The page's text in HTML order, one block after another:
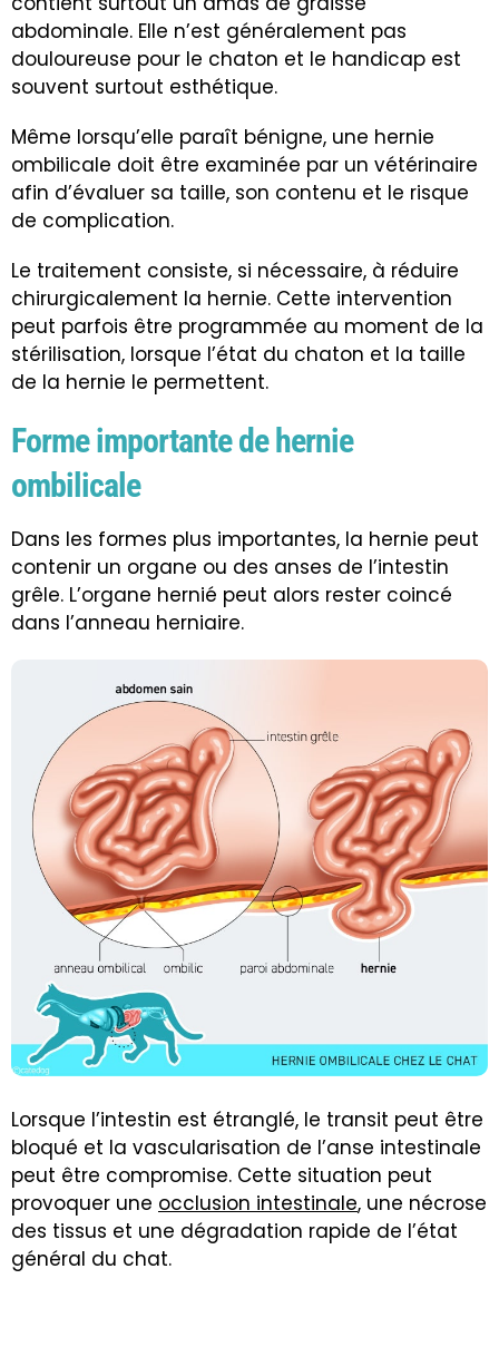
abdominale. Elle n’est généralement pas
douloureuse pour le chaton et le handicap est
souvent surtout esthétique.
Même lorsqu’elle paraît bénigne, une hernie
ombilicale doit être examinée par un vétérinaire
afin d’évaluer sa taille, son contenu et le risque
de complication.
Le traitement consiste, si nécessaire, à réduire
chirurgicalement la hernie. Cette intervention
peut parfois être programmée au moment de la
stérilisation, lorsque l’état du chaton et la taille
de la hernie le permettent.
Forme importante de hernie
ombilicale
Dans les formes plus importantes, la hernie peut
contenir un organe ou des anses de l’intestin
grêle. L’organe hernié peut alors rester coincé
dans l’anneau herniaire.
Lorsque l’intestin est étranglé, le transit peut être
bloqué et la vascularisation de l’anse intestinale
peut être compromise. Cette situation peut
provoquer une occlusion intestinale, une nécrose
des tissus et une dégradation rapide de l’état
général du chat.